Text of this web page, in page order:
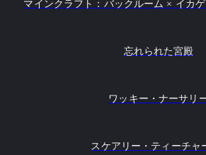
マインクラフト：バックルーム × イカ
忘れられた宮殿
ワッキー・ナーサリ
スケアリー・ティーチャ